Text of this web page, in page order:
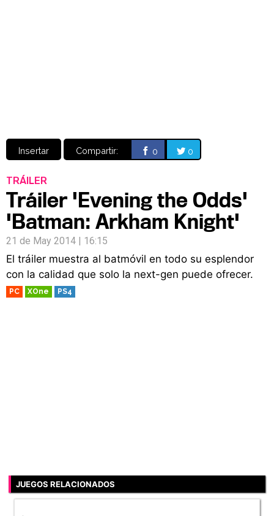
Insertar Compartir: 0 0
TRÁILER
Tráiler 'Evening the Odds'
'Batman: Arkham Knight'
21 de May 2014 | 16:15
El tráiler muestra al batmóvil en todo su esplendor
con la calidad que solo la next-gen puede ofrecer.
PC XOne PS4
JUEGOS RELACIONADOS